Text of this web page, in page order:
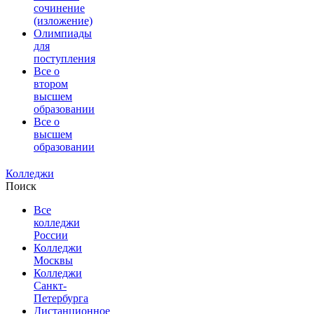
сочинение
(изложение)
Олимпиады
для
поступления
Все о
втором
высшем
образовании
Все о
высшем
образовании
Колледжи
Поиск
Все
колледжи
России
Колледжи
Москвы
Колледжи
Санкт-
Петербурга
Дистанционное